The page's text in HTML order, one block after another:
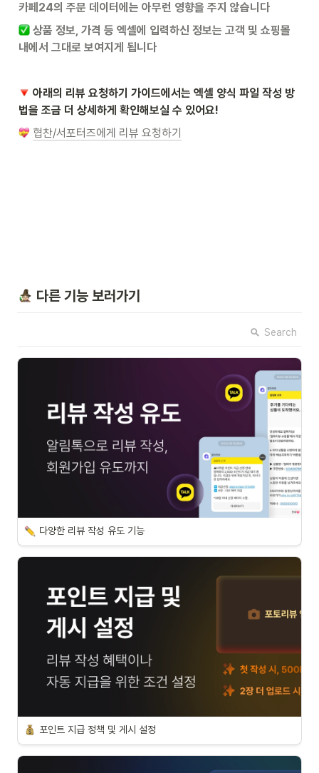
카페24의 주문 데이터에는 아무런 영향을 주지 않습니다
상품 정보, 가격 등 엑셀에 입력하신 정보는 고객 및 쇼핑몰
내에서 그대로 보여지게 됩니다
아래의 리뷰 요청하기 가이드에서는 엑셀 양식 파일 작성 방
법을 조금 더 상세하게 확인해보실 수 있어요!
협찬/서포터즈에게 리뷰 요청하기
다른 기능 보러가기
Search
다양한 리뷰 작성 유도 기능
포인트 지급 정책 및 게시 설정